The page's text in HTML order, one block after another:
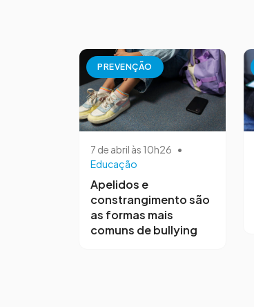
PREVENÇÃO
7 de abril às 10h26 •
Educação
Apelidos e
constrangimento são
as formas mais
comuns de bullying